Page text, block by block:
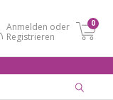
Anmelden oder
Registrieren
0